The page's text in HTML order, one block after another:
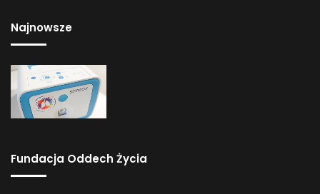
Najnowsze
Fundacja Oddech Życia